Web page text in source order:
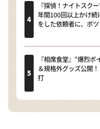
『探偵！ナイトスク
年間100回以上かけ続
をした依頼者に、ポ
『相席食堂』“爆烈
＆規格外グッズ公開
打